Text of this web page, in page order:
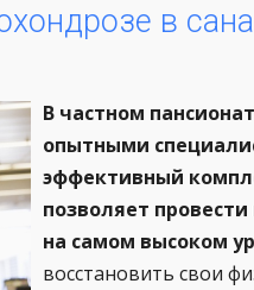
в
В частном
опытными
эффективный
позволяет
на самом высоком
восстановить свои